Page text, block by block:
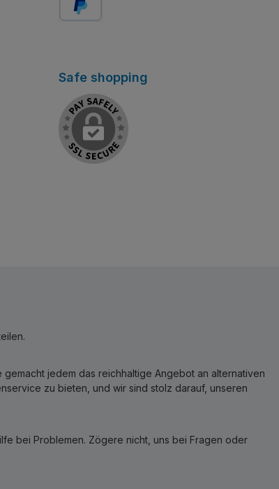
Safe shopping
jedem das reichhaltige Angebot an alternativen
zu bieten, und wir sind stolz darauf, unseren
bei Problemen. Zögere nicht, uns bei Fragen oder